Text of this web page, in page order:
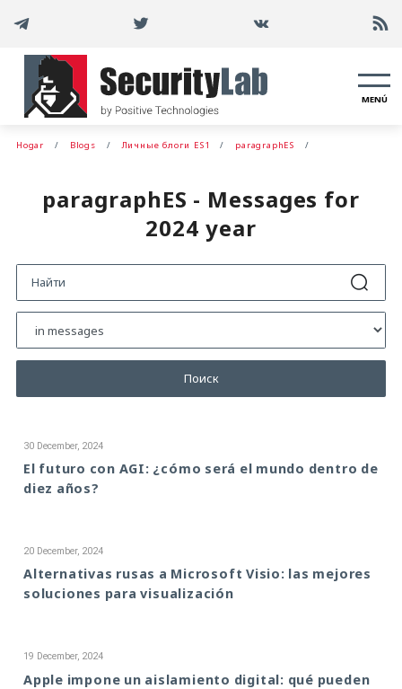
MENÚ
Hogar Blogs Личные блоги ES1 paragraphES
paragraphES - Messages for
2024 year
Поиск
30 December, 2024
El futuro con AGI: ¿cómo será el mundo dentro de
diez años?
20 December, 2024
Alternativas rusas a Microsoft Visio: las mejores
soluciones para visualización
19 December, 2024
Apple impone un aislamiento digital: qué pueden